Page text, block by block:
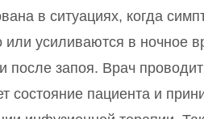
в ситуациях, когда
или усиливаются в ночное
после запоя. Врач
состояние пациента и